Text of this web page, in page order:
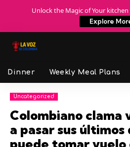
Unlock the Magic of Your
Explore
Dinner Weekly Meal Plans
Uncategorized
Colombiano clama
a pasar sus últimos